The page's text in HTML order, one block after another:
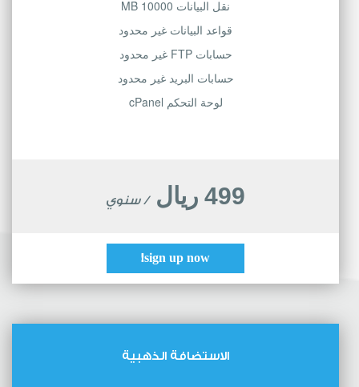
نقل البيانات 10000 MB
قواعد البيانات غير محدود
حسابات FTP غير محدود
حسابات البريد غير محدود
لوحة التحكم cPanel
499 ريال / سنوي
sign up now!
الاستضافة الذهبية